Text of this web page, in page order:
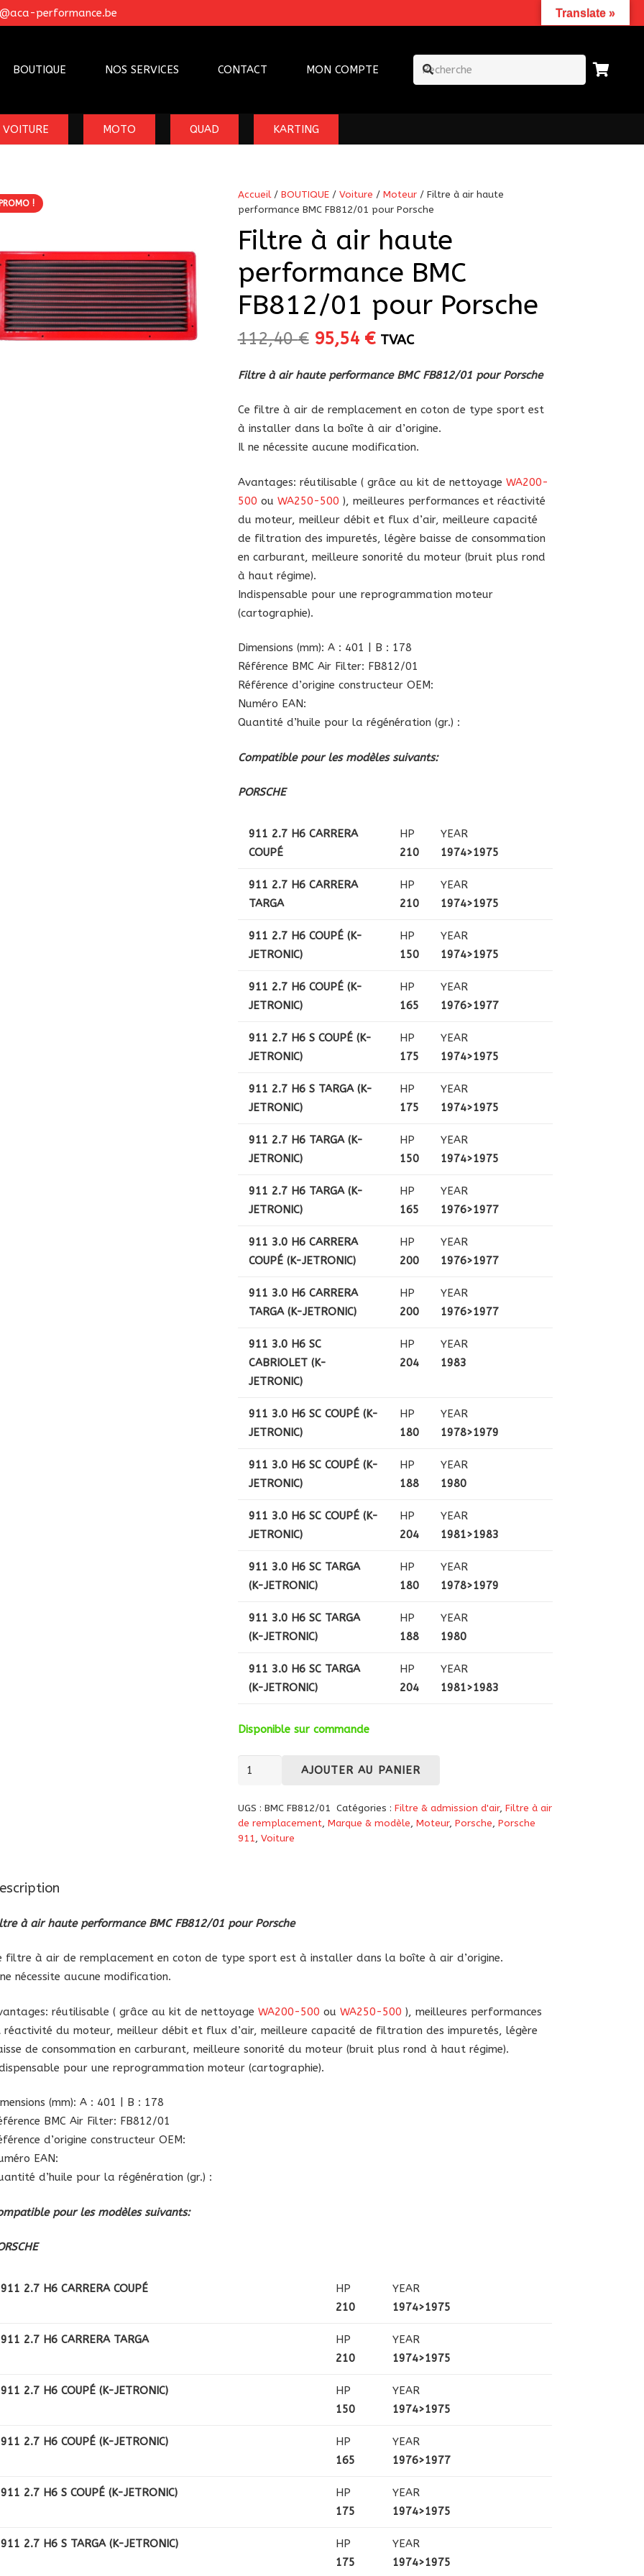
performance.be
BOUTIQUE NOS SERVICES CONTACT MON COMPTE
VOITURE MOTO QUAD KARTING
!
Accueil/ BOUTIQUE/ Voiture / Moteur/ Filtre à air haute
performance BMC FB812/01 pour Porsche
Filtre à air haute
performance BMC
FB812/01 pour Porsche
112,40€ Le
initial
112,40 €.
95,54 €Le
actuel
95,54 €.
TVAC
Filtre à air haute performance BMC FB812/01 pour Porsche
Ce filtre à air de remplacement en coton de type sport est
à installer dans la boîte à air d’origine.
Il ne nécessite aucune modification.
Avantages: réutilisable ( grâce au kit de nettoyage WA200-
500 ou WA250-500 ), meilleures performances et réactivité
du moteur, meilleur débit et flux d’air, meilleure capacité
de filtration des impuretés, légère baisse de consommation
en carburant, meilleure sonorité du moteur (bruit plus rond
à haut régime).
Indispensable pour une reprogrammation moteur
(cartographie).
Dimensions (mm): A : 401 | B : 178
Référence BMC Air Filter: FB812/01
Référence d’origine constructeur OEM:
Numéro EAN:
Quantité d’huile pour la régénération (gr.) :
Compatible pour les modèles suivants:
PORSCHE
911 2.7 H6 CARRERA
COUPÉ
HP
210
YEAR
1974>1975
911 2.7 H6 CARRERA
TARGA
HP
210
YEAR
1974>1975
911 2.7 H6 COUPÉ (K-
JETRONIC)
HP
150
YEAR
1974>1975
911 2.7 H6 COUPÉ (K-
JETRONIC)
HP
165
YEAR
1976>1977
911 2.7 H6 S COUPÉ (K-
JETRONIC)
HP
175
YEAR
1974>1975
911 2.7 H6 S TARGA (K-
JETRONIC)
HP
175
YEAR
1974>1975
911 2.7 H6 TARGA (K-
JETRONIC)
HP
150
YEAR
1974>1975
911 2.7 H6 TARGA (K-
JETRONIC)
HP
165
YEAR
1976>1977
911 3.0 H6 CARRERA
COUPÉ (K-JETRONIC)
HP
200
YEAR
1976>1977
911 3.0 H6 CARRERA
TARGA (K-JETRONIC)
HP
200
YEAR
1976>1977
911 3.0 H6 SC
CABRIOLET (K-
JETRONIC)
HP
204
YEAR
1983
911 3.0 H6 SC COUPÉ (K-
JETRONIC)
HP
180
YEAR
1978>1979
911 3.0 H6 SC COUPÉ (K-
JETRONIC)
HP
188
YEAR
1980
911 3.0 H6 SC COUPÉ (K-
JETRONIC)
HP
204
YEAR
1981>1983
911 3.0 H6 SC TARGA
(K-JETRONIC)
HP
180
YEAR
1978>1979
911 3.0 H6 SC TARGA
(K-JETRONIC)
HP
188
YEAR
1980
911 3.0 H6 SC TARGA
(K-JETRONIC)
HP
204
YEAR
1981>1983
Disponible sur commande
quantité
à
air
pour
AJOUTER AU PANIER
UGS : BMC FB812/01 Catégories :Filtre & admission d'air,Filtre à air
de remplacement, Marque & modèle, Moteur, Porsche, Porsche
911, Voiture
à air haute performance BMC FB812/01 pour Porsche
filtre à air de remplacement en coton de type sport est à installer dans la boîte à air d’origine.
nécessite aucune modification.
réutilisable ( grâce au kit de nettoyageWA200-500 ouWA250-500 ), meilleures performances
réactivité du moteur, meilleur débit et flux d’air, meilleure capacité de filtration des impuretés, légère
de consommation en carburant, meilleure sonorité du moteur (bruit plus rond à haut régime).
pour une reprogrammation moteur (cartographie).
(mm): A : 401 | B : 178
BMC Air Filter: FB812/01
d’origine constructeur OEM:
EAN:
d’huile pour la régénération (gr.) :
pour les modèles suivants:
911 2.7 H6 CARRERA COUPÉ
HP
210
YEAR
1974>1975
911 2.7 H6 CARRERA TARGA
HP
210
YEAR
1974>1975
911 2.7 H6 COUPÉ (K-JETRONIC)
HP
150
YEAR
1974>1975
911 2.7 H6 COUPÉ (K-JETRONIC)
HP
165
YEAR
1976>1977
911 2.7 H6 S COUPÉ (K-JETRONIC)
HP
175
YEAR
1974>1975
911 2.7 H6 S TARGA (K-JETRONIC)
HP
175
YEAR
1974>1975
Translate »